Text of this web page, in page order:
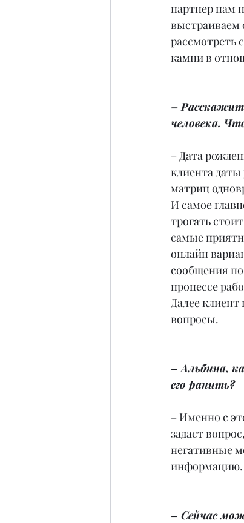
партнер нам
выстраиваем
рассмотреть
камни в
–
человека.
– Дата
клиента даты
матриц
И самое
трогать
самые
онлайн
сообщения по
процессе
Далее
вопросы.
– Альбина,
его ранить?
– Именно с
задаст
негативные
информацию.
– Сейчас